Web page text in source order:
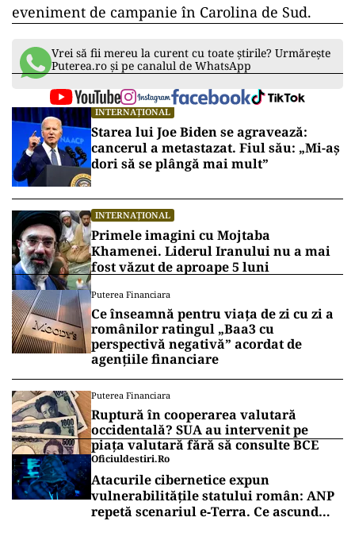
eveniment de campanie în Carolina de Sud.
Vrei să fii mereu la curent cu toate știrile? Urmărește
Puterea.ro și pe canalul de WhatsApp
INTERNAȚIONAL
Starea lui Joe Biden se agravează:
cancerul a metastazat. Fiul său: „Mi-aș
dori să se plângă mai mult”
INTERNAȚIONAL
Primele imagini cu Mojtaba
Khamenei. Liderul Iranului nu a mai
fost văzut de aproape 5 luni
Puterea Financiara
Ce înseamnă pentru viața de zi cu zi a
românilor ratingul „Baa3 cu
perspectivă negativă” acordat de
agențiile financiare
Puterea Financiara
Ruptură în cooperarea valutară
occidentală? SUA au intervenit pe
piața valutară fără să consulte BCE
Oficiuldestiri.ro
Atacurile cibernetice expun
vulnerabilitățile statului român: ANP
repetă scenariul e‑Terra. Ce ascund